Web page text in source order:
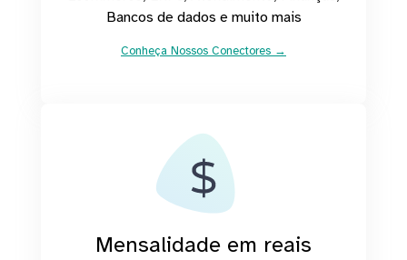
Bancos de dados e muito mais
Conheça Nossos Conectores →
Mensalidade em reais